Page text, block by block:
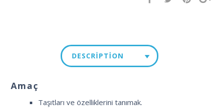
DESCRIPTION
Amaç
Taşıtları ve özelliklerini tanımak.